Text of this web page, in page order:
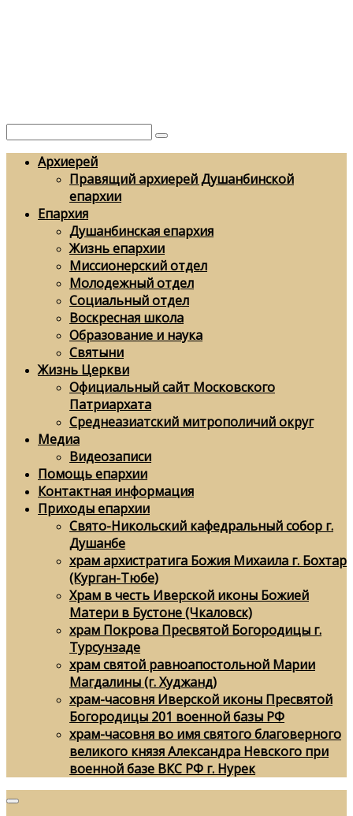
Архиерей
Правящий архиерей Душанбинской
епархии
Епархия
Душанбинская епархия
Жизнь епархии
Миссионерский отдел
Молодежный отдел
Социальный отдел
Воскресная школа
Образование и наука
Святыни
Жизнь Церкви
Официальный сайт Московского
Патриархата
Среднеазиатский митрополичий округ
Медиа
Видеозаписи
Помощь епархии
Контактная информация
Приходы епархии
Свято-Никольский кафедральный собор г.
Душанбе
храм архистратига Божия Михаила г. Бохтар
(Курган-Тюбе)
Храм в честь Иверской иконы Божией
Матери в Бустоне (Чкаловск)
храм Покрова Пресвятой Богородицы г.
Турсунзаде
храм святой равноапостольной Марии
Магдалины (г. Худжанд)
храм-часовня Иверской иконы Пресвятой
Богородицы 201 военной базы РФ
храм-часовня во имя святого благоверного
великого князя Александра Невского при
военной базе ВКС РФ г. Нурек